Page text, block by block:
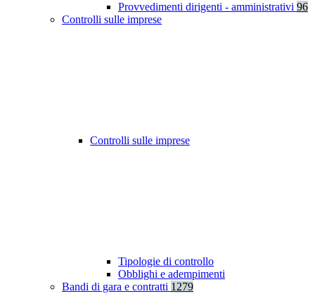
Provvedimenti dirigenti - amministrativi 96
Controlli sulle imprese
Controlli sulle imprese
Tipologie di controllo
Obblighi e adempimenti
Bandi di gara e contratti 1279